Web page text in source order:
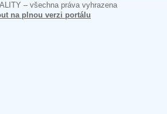
– všechna práva vyhrazena
na plnou verzi portálu